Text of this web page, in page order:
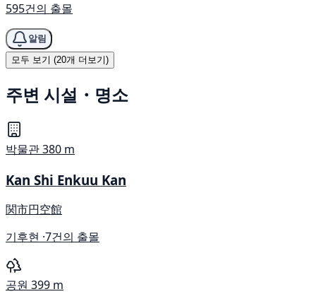
595건의 출몰
알림
모두 보기 (20개 더보기)
주변 시설・명소
박물관380 m
Kan Shi Enkuu Kan
関市円空館
기후현 ·7건의 출몰
공원 399 m